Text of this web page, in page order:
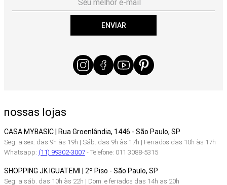
ENVIAR
nossas lojas
CASA MYBASIC | Rua Groenlândia, 1446 - São Paulo, SP
Seg. a sex. das 9h às 19h | Sáb. das 9h às 17h | Feriados das 10h às 17h
Whatsapp: (11) 99302-3007- Telefone: 011 3088-5315
SHOPPING JK IGUATEMI | 2º Piso - São Paulo, SP
Seg. a sáb. das 10h às 22h | Dom. e feriados das 14h as 20h